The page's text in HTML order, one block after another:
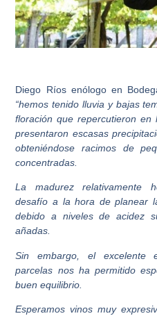
Diego Ríos enólogo en
“hemos tenido lluvia y bajas
floración que repercutieron
presentaron escasas
obteniéndose racimos de
concentradas.
La madurez relativamente
desafío a la hora de planear
debido a niveles de acidez
añadas.
Sin embargo, el excelente
parcelas nos ha permitido
buen equilibrio.
Esperamos vinos muy